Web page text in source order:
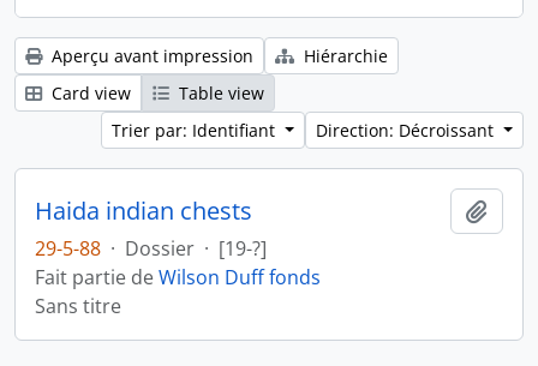
Aperçu avant impression
Hiérarchie
Card view
Table view
Trier par: Identifiant
Direction: Décroissant
Haida indian chests
29-5-88 · Dossier · [19-?]
Fait partie deWilson Duff fonds
Sans titre